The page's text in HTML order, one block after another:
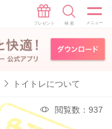
トイトレについて
閲覧数：937